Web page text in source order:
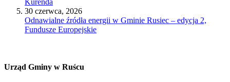
30 czerwca, 2026
Odnawialne źródła energii w Gminie Rusiec – edycja 2,
Fundusze Europejskie
Urząd Gminy w Ruścu